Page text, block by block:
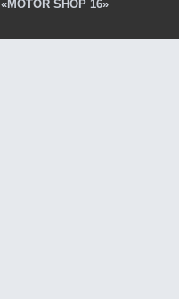
«MOTOR SHOP 16»